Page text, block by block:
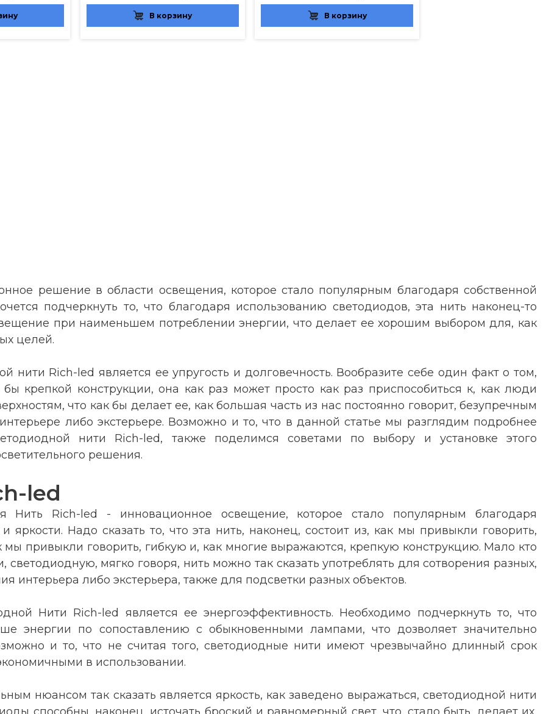
В корзину В корзину
решение в области освещения, которое стало популярным благодаря собственной
подчеркнуть то, что благодаря использованию светодиодов, эта нить наконец-то
при наименьшем потреблении энергии, что делает ее хорошим выбором для, как
целей.
нити Rich-led является ее упругость и долговечность. Вообразите себе один факт о том,
крепкой конструкции, она как раз может просто как раз приспособиться к, как люди
что как бы делает ее, как большая часть из нас постоянно говорит, безупречным
либо экстерьере. Возможно и то, что в данной статье мы разглядим подробнее
нити Rich-led, также поделимся советами по выбору и установке этого
решения.
led
Нить Rich-led - инновационное освещение, которое стало популярным благодаря
яркости. Надо сказать то, что эта нить, наконец, состоит из, как мы привыкли говорить,
мы привыкли говорить, гибкую и, как многие выражаются, крепкую конструкцию. Мало кто
светодиодную, мягко говоря, нить можно так сказать употреблять для сотворения разных,
интерьера либо экстерьера, также для подсветки разных объектов.
Нити Rich-led является ее энергоэффективность. Необходимо подчеркнуть то, что
энергии по сопоставлению с обыкновенными лампами, что дозволяет значительно
и то, что не считая того, светодиодные нити имеют чрезвычайно длинный срок
в использовании.
нюансом так сказать является яркость, как заведено выражаться, светодиодной нити